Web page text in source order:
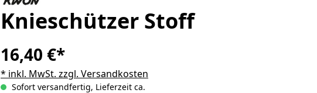
Knieschützer Stoff
16,40 €*
* inkl. MwSt. zzgl. Versandkosten
Sofort versandfertig, Lieferzeit ca.